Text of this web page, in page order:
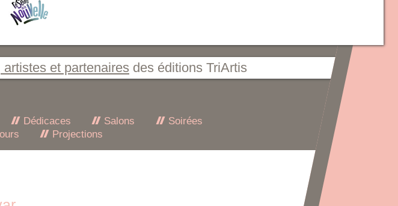
et partenaires des éditions TriArtis
Dédicaces Salons
Soirées
Projections